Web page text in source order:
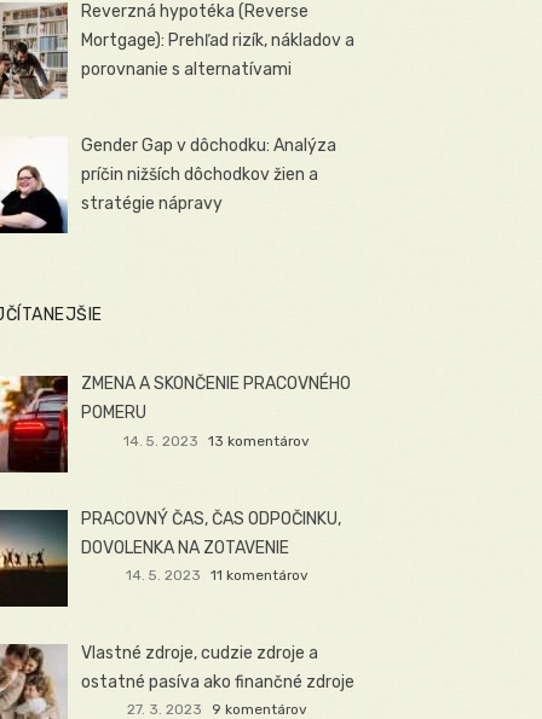
Reverzná hypotéka (Reverse
Mortgage): Prehľad rizík, nákladov a
porovnanie s alternatívami
Gender Gap v dôchodku: Analýza
príčin nižších dôchodkov žien a
stratégie nápravy
ZMENA A SKONČENIE PRACOVNÉHO
POMERU
14. 5. 2023 13 komentárov
PRACOVNÝ ČAS, ČAS ODPOČINKU,
DOVOLENKA NA ZOTAVENIE
14. 5. 2023 11 komentárov
Vlastné zdroje, cudzie zdroje a
ostatné pasíva ako finančné zdroje
27. 3. 2023 9 komentárov